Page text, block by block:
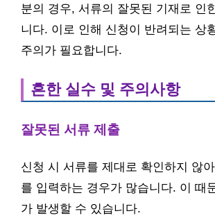
분의 경우, 서류의 잘못된 기재로 인
니다. 이로 인해 신청이 반려되는 상
주의가 필요합니다.
흔한 실수 및 주의사항
잘못된 서류 제출
신청 시 서류를 제대로 확인하지 않
를 입력하는 경우가 많습니다. 이 때
가 발생할 수 있습니다.